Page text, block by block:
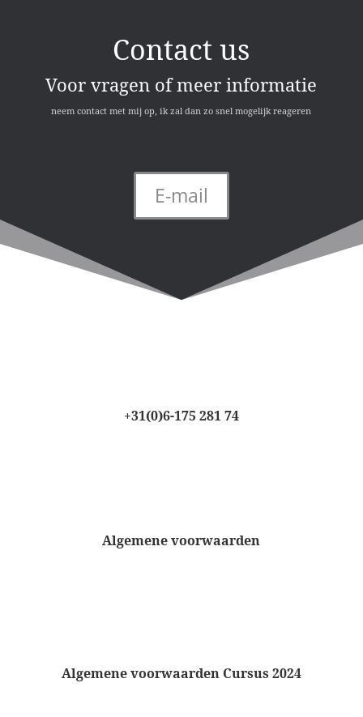
Contact us
Voor vragen of meer informatie
neem contact met mij op, ik zal dan zo snel mogelijk reageren
E-mail
+31(0)6-175 281 74
Algemene voorwaarden
Algemene voorwaarden Cursus 2024